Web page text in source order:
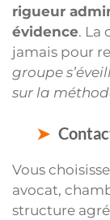
rigueur
évidence. La
jamais pour
groupe
sur la
Vous
avocat,
structure